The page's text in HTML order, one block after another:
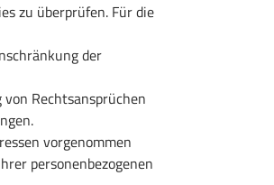
zu überprüfen. Für die
der
Rechtsansprüchen
vorgenommen
personenbezogenen